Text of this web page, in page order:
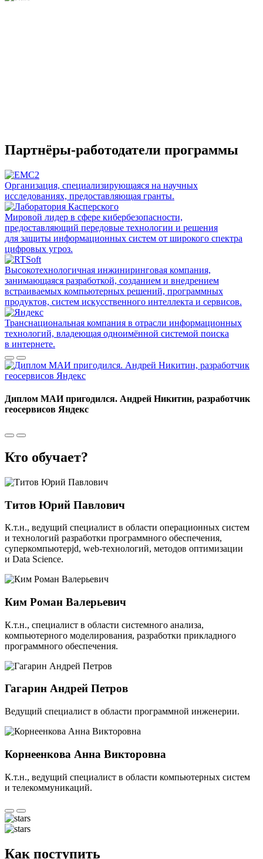
Партнёры-работодатели программы
Организация, специализирующаяся на научных
исследованиях, предоставляющая гранты.
Мировой лидер в сфере кибербезопасности,
предоставляющий передовые технологии и решения
для защиты информационных систем от широкого спектра
цифровых угроз.
Высокотехнологичная инжиниринговая компания,
занимающаяся разработкой, созданием и внедрением
встраиваемых компьютерных решений, программных
продуктов, систем искусственного интеллекта и сервисов.
Транснациональная компания в отрасли информационных
технологий, владеющая одноимённой системой поиска
в интернете.
Диплом МАИ пригодился. Андрей Никитин, разработчик
геосервисов Яндекс
Кто обучает?
Титов Юрий Павлович
К.т.н., ведущий специалист в области операционных систем
и технологий разработки программного обеспечения,
cуперкомпьютерjd, web-технологий, методов оптимизации
и Data Science.
Ким Роман Валерьевич
К.т.н., специалист в области системного анализа,
компьютерного моделирования, разработки прикладного
программного обеспечения.
Гагарин Андрей Петров
Ведущий специалист в области программной инженерии.
Корнеенкова Анна Викторовна
К.т.н., ведущий специалист в области компьютерных систем
и телекоммуникаций.
Как поступить